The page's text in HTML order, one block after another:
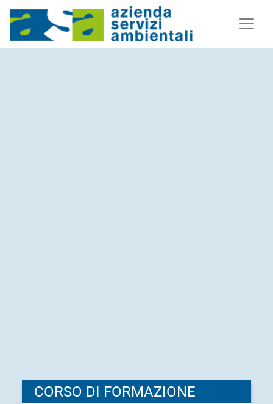
CORSO DI FORMAZIONE